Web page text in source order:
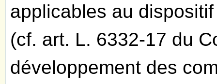
applicables au
(cf. art. L. 6332-17 du
développement des